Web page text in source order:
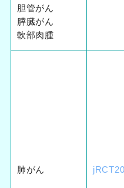
胆管がん
膵臓がん
軟部肉腫
肺がん